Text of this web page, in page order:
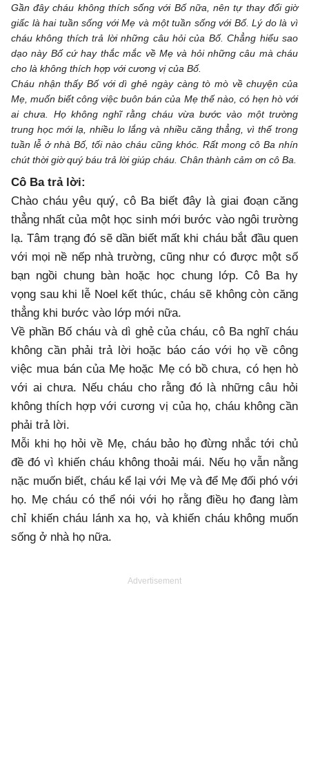
Gần đây cháu không thích sống với Bố nữa, nên tự thay đổi giờ
giấc là hai tuần sống với Mẹ và một tuần sống với Bố. Lý do là vì
cháu không thích trả lời những câu hỏi của Bố. Chẳng hiểu sao
dạo này Bố cứ hay thắc mắc về Mẹ và hỏi những câu mà cháu
cho là không thích hợp với cương vị của Bố.
Cháu nhận thấy Bố với dì ghẻ ngày càng tò mò về chuyện của
Mẹ, muốn biết công việc buôn bán của Mẹ thế nào, có hẹn hò với
ai chưa. Họ không nghĩ rằng cháu vừa bước vào một trường
trung học mới lạ, nhiều lo lắng và nhiều căng thẳng, vì thế trong
tuần lễ ở nhà Bố, tối nào cháu cũng khóc. Rất mong cô Ba nhín
chút thời giờ quý báu trả lời giúp cháu. Chân thành cảm ơn cô Ba.
Cô Ba trả lời:
Chào cháu yêu quý, cô Ba biết đây là giai đoạn căng
thẳng nhất của một học sinh mới bước vào ngôi trường
lạ. Tâm trạng đó sẽ dần biết mất khi cháu bắt đầu quen
với mọi nề nếp nhà trường, cũng như có được một số
bạn ngồi chung bàn hoặc học chung lớp. Cô Ba hy
vọng sau khi lễ Noel kết thúc, cháu sẽ không còn căng
thẳng khi bước vào lớp mới nữa.
Về phần Bố cháu và dì ghẻ của cháu, cô Ba nghĩ cháu
không cần phải trả lời hoặc báo cáo với họ về công
việc mua bán của Mẹ hoặc Mẹ có bồ chưa, có hẹn hò
với ai chưa. Nếu cháu cho rằng đó là những câu hỏi
không thích hợp với cương vị của họ, cháu không cần
phải trả lời.
Mỗi khi họ hỏi về Mẹ, cháu bảo họ đừng nhắc tới chủ
đề đó vì khiến cháu không thoải mái. Nếu họ vẫn nằng
nặc muốn biết, cháu kể lại với Mẹ và để Mẹ đối phó với
họ. Mẹ cháu có thể nói với họ rằng điều họ đang làm
chỉ khiến cháu lánh xa họ, và khiến cháu không muốn
sống ở nhà họ nữa.
Advertisement